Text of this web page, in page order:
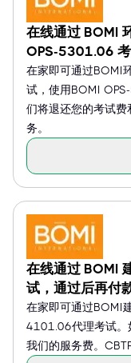
在线通过 BOMI
OPS-5301.06
在家即可通过BOMI
试，使用BOMI
们将退还您的考试费
务。
在线通过 BOMI
试，通过后再付
在家即可通过BOMI
4101.06代理考试。
我们的服务费。